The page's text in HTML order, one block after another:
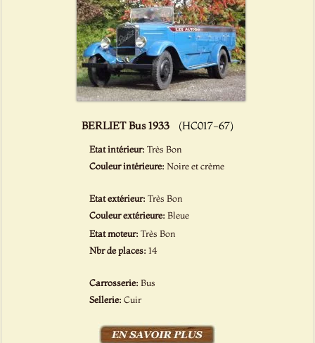
BERLIET Bus 1933 (HC017-67)
Etat intérieur:Très Bon
Couleur intérieure:Noire et crème
Etat extérieur:Très Bon
Couleur extérieure:Bleue
Etat moteur:Très Bon
Nbr de places:14
Carrosserie:Bus
Sellerie:Cuir